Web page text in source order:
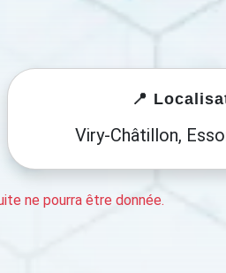
📍
Viry-Châtillon,
ne pourra être donnée.